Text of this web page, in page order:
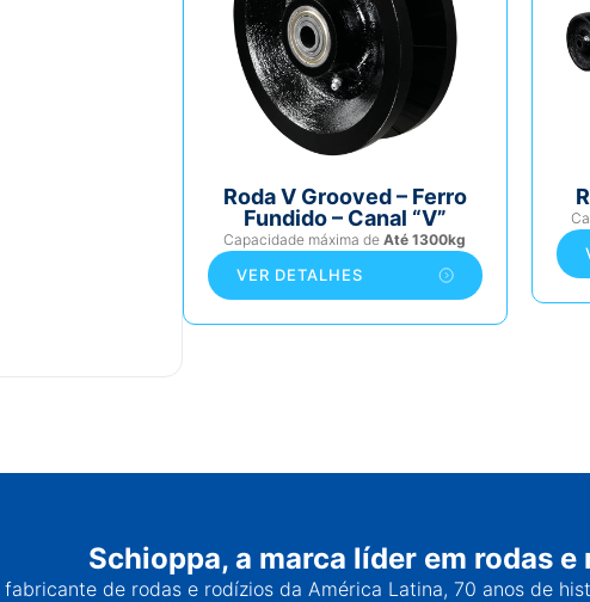
Roda V Grooved – Ferro
Fundido – Canal “V”
Capacidade máxima deAté 1300kg
VER DETALHES
Schioppa, a marca líder em rodas
fabricante de rodas e rodízios da América Latina, 70 anos de